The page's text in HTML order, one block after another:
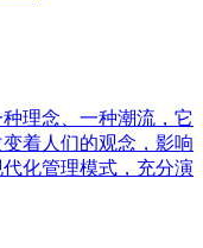
理念、一种潮流，它
着人们的观念，影响
化管理模式，充分演